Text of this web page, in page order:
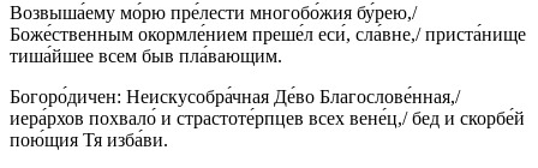
Возвыша́ему мо́рю пре́лести многобо́жия бу́рею,/
Боже́ственным окормле́нием преше́л еси́, сла́вне,/ приста́нище
тиша́йшее всем быв пла́вающим.
Богоро́дичен: Неискусобра́чная Де́во Благослове́нная,/
иера́рхов похвало́ и страстоте́рпцев всех вене́ц,/ бед и скорбе́й
пою́щия Тя изба́ви.